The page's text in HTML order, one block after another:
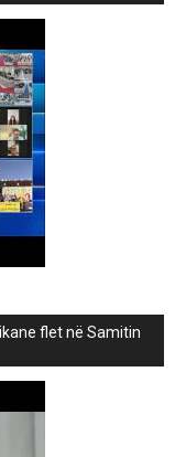
flet në Samitin